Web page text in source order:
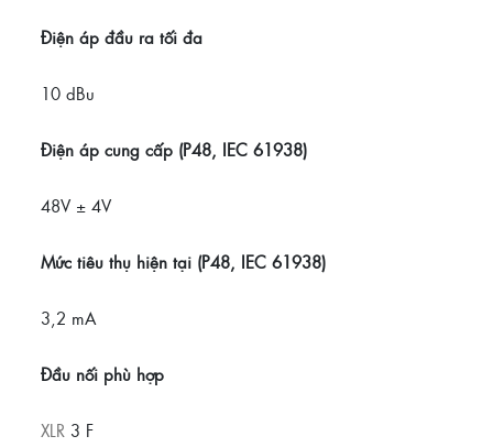
Điện áp đầu ra tối đa
10 dBu
Điện áp cung cấp (P48, IEC 61938)
48V ± 4V
Mức tiêu thụ hiện tại (P48, IEC 61938)
3,2 mA
Đầu nối phù hợp
XLR 3 F